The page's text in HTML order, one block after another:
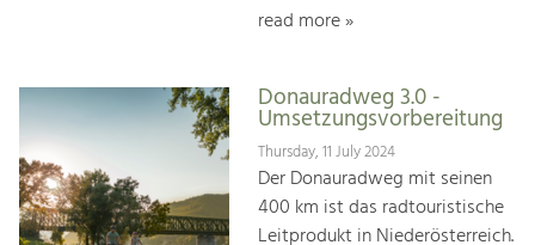
read more »
Donauradweg 3.0 -
Umsetzungsvorbereitung
Thursday, 11 July 2024
Der Donauradweg mit seinen
400 km ist das radtouristische
Leitprodukt in Niederösterreich.